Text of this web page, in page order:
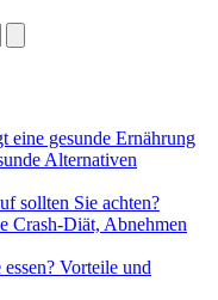
eine gesunde Ernährung
Alternativen
sollten Sie achten?
Crash-Diät, Abnehmen
Vorteile und